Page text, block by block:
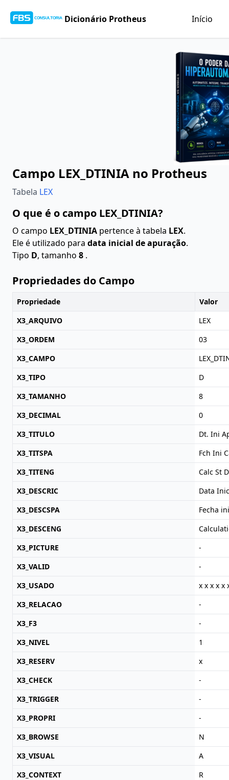
Dicionário Protheus Início
Campo LEX_DTINIA no Protheus
Tabela LEX
O que é o campo LEX_DTINIA?
O campo LEX_DTINIA pertence à tabela LEX.
Ele é utilizado para data inicial de apuração.
Tipo D, tamanho 8 .
Propriedades do Campo
Propriedade
Valor
X3_ARQUIVO
LEX
X3_ORDEM
03
X3_CAMPO
X3_TIPO
D
X3_TAMANHO
8
X3_DECIMAL
0
X3_TITULO
Dt. Ini
X3_TITSPA
Fch Ini
X3_TITENG
Calc St
X3_DESCRIC
Data
X3_DESCSPA
Fecha
X3_DESCENG
X3_PICTURE
-
X3_VALID
-
X3_USADO
x x x x x
X3_RELACAO
-
X3_F3
-
X3_NIVEL
1
X3_RESERV
x
X3_CHECK
-
X3_TRIGGER
-
X3_PROPRI
-
X3_BROWSE
N
X3_VISUAL
A
X3_CONTEXT
R